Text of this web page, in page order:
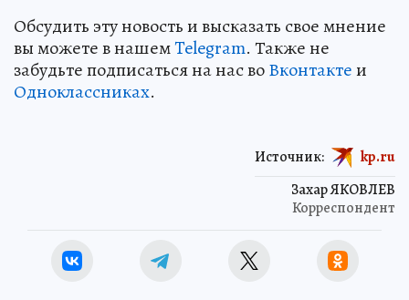
Обсудить эту новость и высказать свое мнение
вы можете в нашемTelegram. Также не
забудьте подписаться на нас воВконтактеи
Одноклассниках.
Захар ЯКОВЛЕВ
Корреспондент
Источник: kp.ru